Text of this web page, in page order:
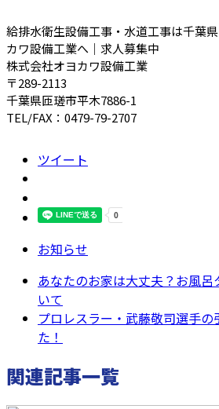
給排水衛生設備工事・水道工事は千葉
カワ設備工業へ｜求人募集中
株式会社オヨカワ設備工業
〒289-2113
千葉県匝瑳市平木7886-1
TEL/FAX：0479-79-2707
ツイート
お知らせ
あなたのお家は大丈夫？お風
いて
プロレスラー・武藤敬司選手
た！
関連記事一覧